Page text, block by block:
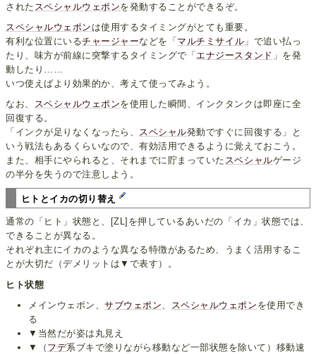
された スペシャルウェポンを発動することができるぞ。
スペシャルウェポン は使用するタイミングがとても重要。
有利な位置にいるチャージャーなどを「 マルチミサイル 」で追い払っ
たり、味方が前線に突撃するタイミングで「 エナジースタンド 」を発
動したり……
いつ使えばより効果的か、考えて使ってみよう。
なお、 スペシャルウェポンを使用した瞬間、インクタンクは即座に全
回復する。
「インクが足りなくなったら、 スペシャル発動ですぐに回復する」と
いう戦法もあるくらいなので、有効活用できるように覚えておこう。
また、相手にやられると、それまでに貯まっていた スペシャルゲージ
の半分を失うので注意しよう。
ヒトとイカの切り替え
通常の「ヒト」状態と、[ZL]を押しているあいだの「イカ」状態では、
できることが異なる。
それぞれ主にイカのような異なる特徴があるため、うまく活用するこ
とが大切だ（デメリットは▼で表す）。
ヒト状態
メインウェポン、サブウェポン スペシャルウェポン を使用でき
る
▼当然だが姿は丸見え
▼（ フデ系ブキで塗りながら移動など一部状態を除いて）移動速